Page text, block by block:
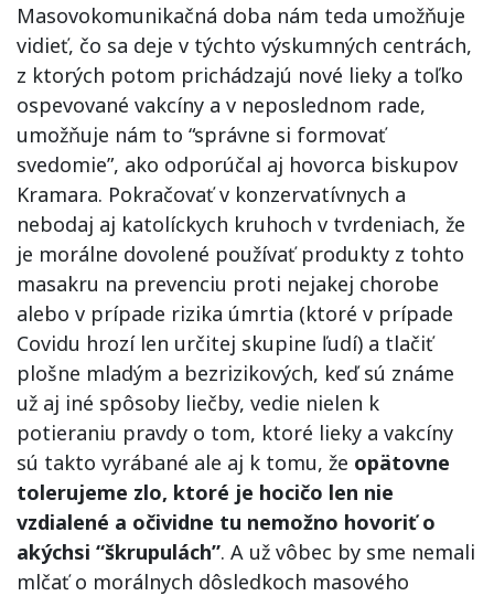
Masovokomunikačná doba nám teda umožňuje
vidieť, čo sa deje v týchto výskumných centrách,
z ktorých potom prichádzajú nové lieky a toľko
ospevované vakcíny a v neposlednom rade,
umožňuje nám to “správne si formovať
svedomie”, ako odporúčal aj hovorca biskupov
Kramara. Pokračovať v konzervatívnych a
nebodaj aj katolíckych kruhoch v tvrdeniach, že
je morálne dovolené používať produkty z tohto
masakru na prevenciu proti nejakej chorobe
alebo v prípade rizika úmrtia (ktoré v prípade
Covidu hrozí len určitej skupine ľudí) a tlačiť
plošne mladým a bezrizikových, keď sú známe
už aj iné spôsoby liečby, vedie nielen k
potieraniu pravdy o tom, ktoré lieky a vakcíny
sú takto vyrábané ale aj k tomu, že opätovne
tolerujeme zlo, ktoré je hocičo len nie
vzdialené a očividne tu nemožno hovoriť o
akýchsi “škrupulách”. A už vôbec by sme nemali
mlčať o morálnych dôsledkoch masového